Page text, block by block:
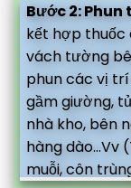
Bước 2: Phun
kết hợp thuốc
vách tường
phun các vị
gầm giường,
nhà kho, bên
hàng dào...Vv
muỗi, côn